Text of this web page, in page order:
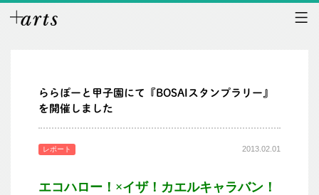
ららぽーと甲子園にて『BOSAIスタンプラリー』
を開催しました
レポート 2013.02.01
エコハロー！×イザ！カエルキャラバン！